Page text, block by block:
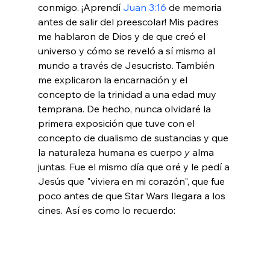
conmigo. ¡Aprendí Juan 3:16 de memoria
antes de salir del preescolar! Mis padres
me hablaron de Dios y de que creó el
universo y cómo se reveló a sí mismo al
mundo a través de Jesucristo. También
me explicaron la encarnación y el
concepto de la trinidad a una edad muy
temprana. De hecho, nunca olvidaré la
primera exposición que tuve con el
concepto de dualismo de sustancias y que
la naturaleza humana es cuerpo y alma
juntas. Fue el mismo día que oré y le pedí a
Jesús que "viviera en mi corazón", que fue
poco antes de que Star Wars llegara a los
cines. Así es como lo recuerdo: